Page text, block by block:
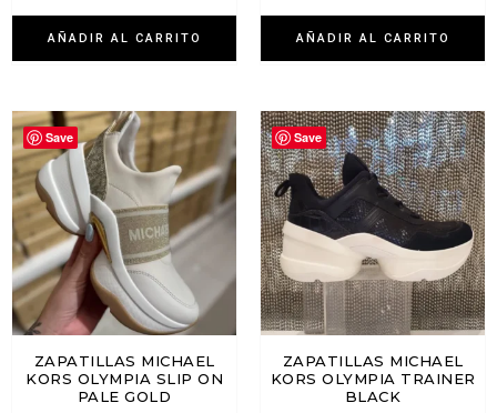
AÑADIR AL CARRITO AÑADIR AL CARRITO
Save
ZAPATILLAS MICHAEL
KORS OLYMPIA SLIP ON
PALE GOLD
Save
ZAPATILLAS MICHAEL
KORS OLYMPIA TRAINER
BLACK